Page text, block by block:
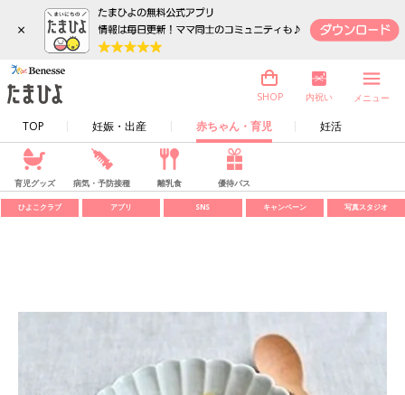
×
TOP 妊娠・出産 赤ちゃん・育児 妊活
SHOP 内祝い メニュー
育児グッズ 病気・予防接種 離乳食 優待パス
ひよこクラブ アプリ SNS キャンペーン 写真スタジオ